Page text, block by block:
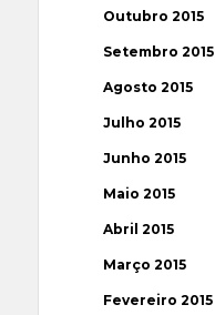
Outubro 2015
Setembro 2015
Agosto 2015
Julho 2015
Junho 2015
Maio 2015
Abril 2015
Março 2015
Fevereiro 2015